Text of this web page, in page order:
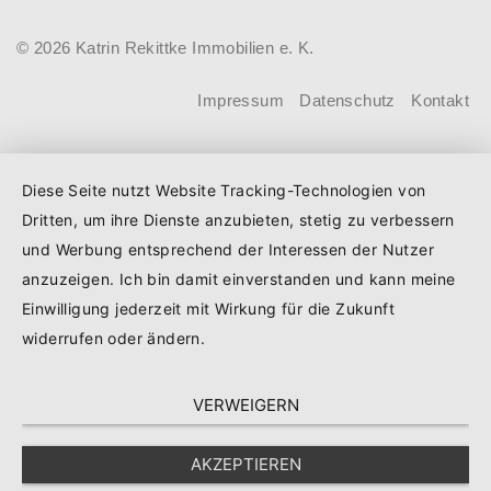
beantragen. Für Familien mit einem
Kind steigt der Förderhöchstbetrag von
Euro (vorher: 125.000 Euro) und für
Familien mit drei und mehr Kindern auf
Darlehenszinsen von „Jung kauft Alt“
werden aus Mitteln des
Stadtentwicklung und Bauwesen
(BMWSB) verbilligt: Heute liegt der
© 2026 Katrin Rekittke Immobilien e. K.
Impressum Datenschutz Kontakt
Diese Seite nutzt Website Tracking-Technologien von
Dritten, um ihre Dienste anzubieten, stetig zu verbessern
und Werbung entsprechend der Interessen der Nutzer
anzuzeigen. Ich bin damit einverstanden und kann meine
Einwilligung jederzeit mit Wirkung für die Zukunft
widerrufen oder ändern.
VERWEIGERN
AKZEPTIEREN